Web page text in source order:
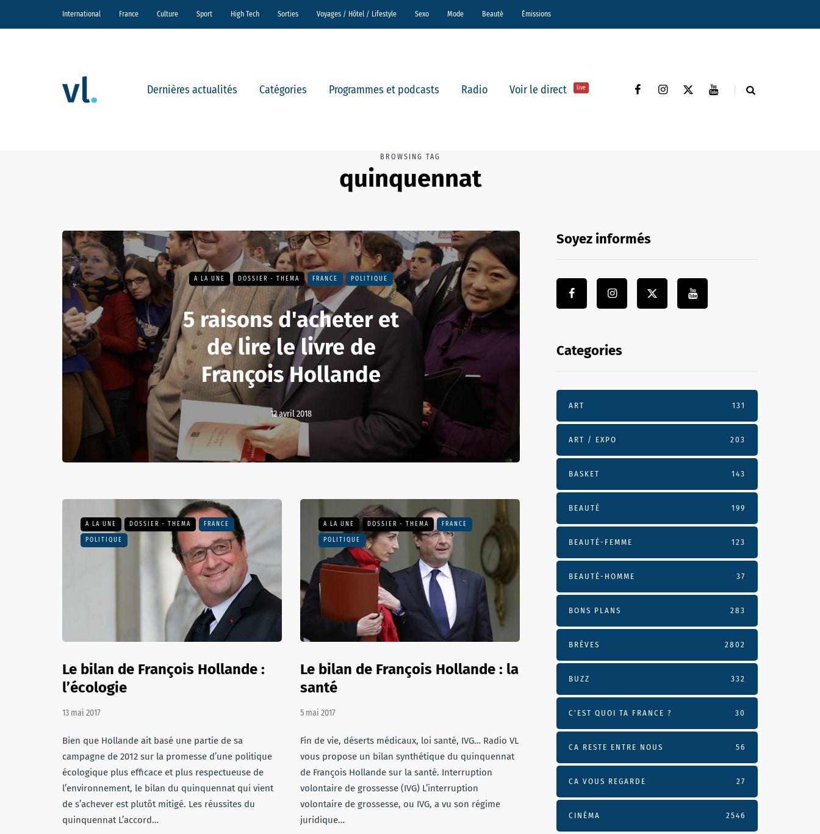
International France Culture Sport High Tech Sorties Voyages / Hôtel / Lifestyle Sexo Mode Beauté Émissions
Dernières actualités Catégories Programmes et podcasts Radio Voir le direct live
BROWSING TAG
quinquennat
A LA UNE DOSSIER - THEMA FRANCE POLITIQUE
5 raisons d'acheter et
de lire le livre de
François Hollande
12 avril 2018
A LA UNE DOSSIER - THEMA FRANCE
POLITIQUE
Le bilan de François Hollande :
l’écologie
13 mai 2017
Bien que Hollande ait basé une partie de sa
campagne de 2012 sur la promesse d’une politique
écologique plus efficace et plus respectueuse de
l’environnement, le bilan du quinquennat qui vient
de s’achever est plutôt mitigé. Les réussites du
quinquennat L’accord…
A LA UNE DOSSIER - THEMA FRANCE
POLITIQUE
Le bilan de François Hollande : la
santé
5 mai 2017
Fin de vie, déserts médicaux, loi santé, IVG… Radio VL
vous propose un bilan synthétique du quinquennat
de François Hollande sur la santé. Interruption
volontaire de grossesse (IVG) L’interruption
volontaire de grossesse, ou IVG, a vu son régime
juridique…
Soyez informés
Categories
ART 131
ART / EXPO 203
BASKET 143
BEAUTÉ 199
BEAUTÉ-FEMME 123
BEAUTÉ-HOMME 37
BONS PLANS 283
BRÈVES 2802
BUZZ 332
C'EST QUOI TA FRANCE ? 30
CA RESTE ENTRE NOUS 56
CA VOUS REGARDE 27
CINÉMA 2546